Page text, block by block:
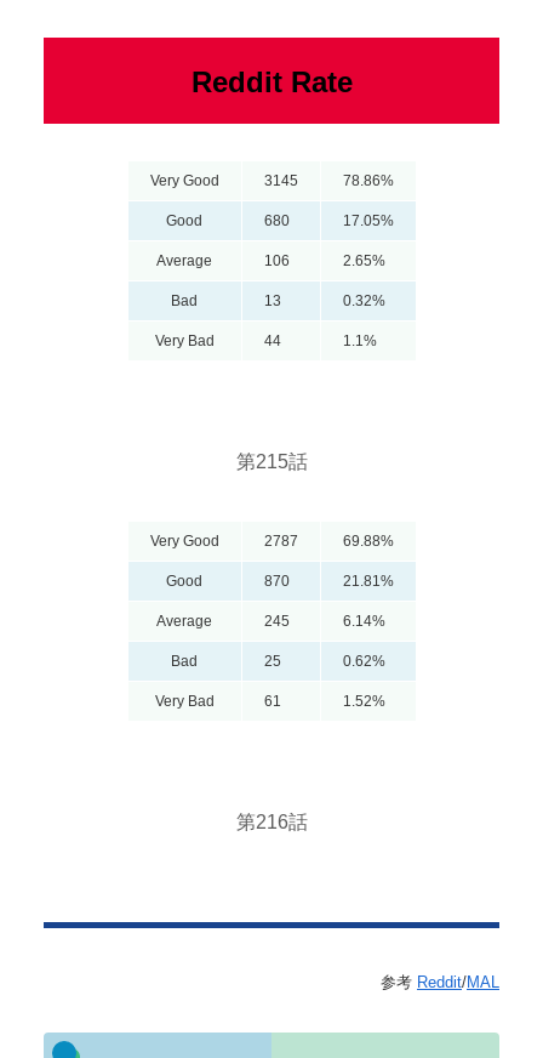
Reddit Rate
Very Good 3145 78.86%
Good 680 17.05%
Average 106 2.65%
Bad 13 0.32%
Very Bad 44 1.1%
第215話
Very Good 2787 69.88%
Good 870 21.81%
Average 245 6.14%
Bad 25 0.62%
Very Bad 61 1.52%
第216話
参考 Reddit/MAL